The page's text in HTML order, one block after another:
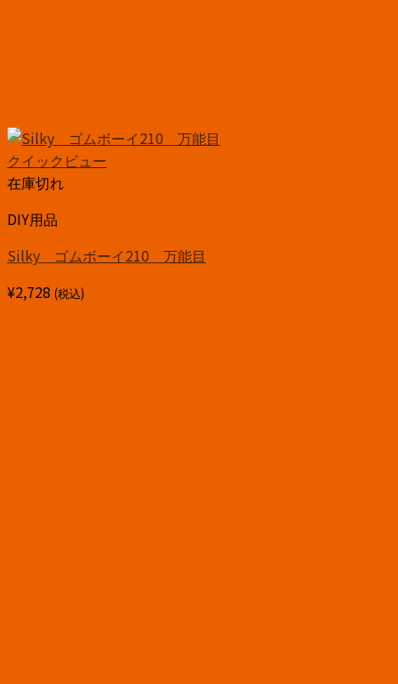
クイックビュー
在庫切れ
DIY用品
Silky ゴムボーイ210 万能目
¥2,728 (税込)